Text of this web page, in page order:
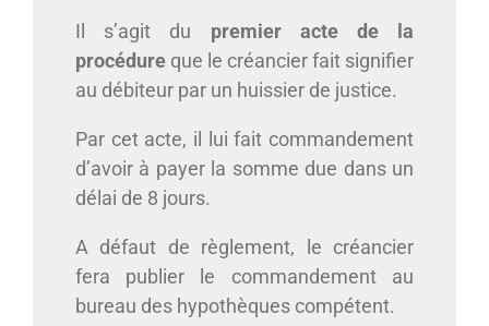
Il s’agit du premier acte de la
procédureque le créancier fait signifier
au débiteur par un huissier de justice.
Par cet acte, il lui fait commandement
d’avoir à payer la somme due dans un
délai de 8 jours.
A défaut de règlement, le créancier
fera publier le commandement au
bureau des hypothèques compétent.